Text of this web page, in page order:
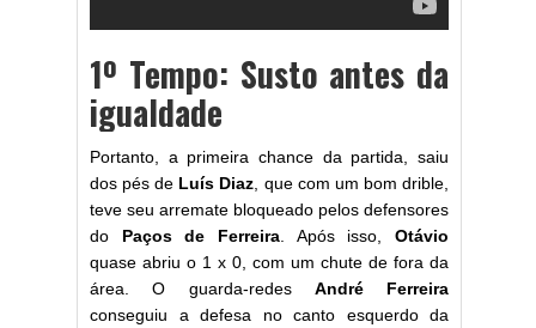
1º Tempo: Susto antes da
igualdade
Portanto, a primeira chance da partida, saiu
dos pés de Luís Diaz , que com um bom drible,
teve seu arremate bloqueado pelos defensores
do Paços de Ferreira . Após isso,Otávio
quase abriu o 1 x 0, com um chute de fora da
área. O guarda-redes André Ferreira
conseguiu a defesa no canto esquerdo da